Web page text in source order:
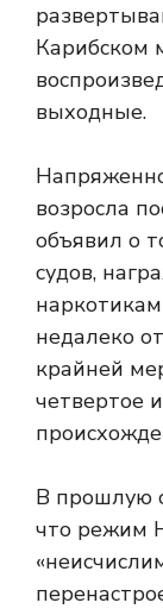
Карибском
выходные.
возросла
объявил о
судов,
недалеко
крайней
четвертое
В прошлую
что режим